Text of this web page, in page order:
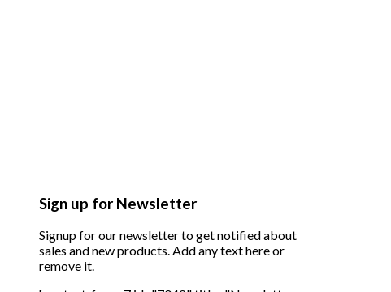
Sign up for Newsletter
Signup for our newsletter to get notified about
sales and new products. Add any text here or
remove it.